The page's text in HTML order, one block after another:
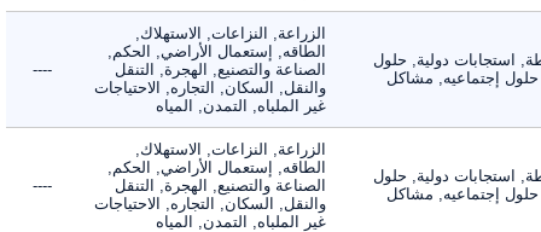
استجابات دولية, حلول
إجتماعيه, مشاكل
الزراعة, النزاعات, الاستهلاك,
الطاقه, إستعمال الأراضي, الحكم,
الصناعة والتصنيع, الهجرة, التنقل
والنقل, السكان, التجاره, الاحتياجات
غير الملباه, التمدن, المياه
----
استجابات دولية, حلول
إجتماعيه, مشاكل
الزراعة, النزاعات, الاستهلاك,
الطاقه, إستعمال الأراضي, الحكم,
الصناعة والتصنيع, الهجرة, التنقل
والنقل, السكان, التجاره, الاحتياجات
غير الملباه, التمدن, المياه
----